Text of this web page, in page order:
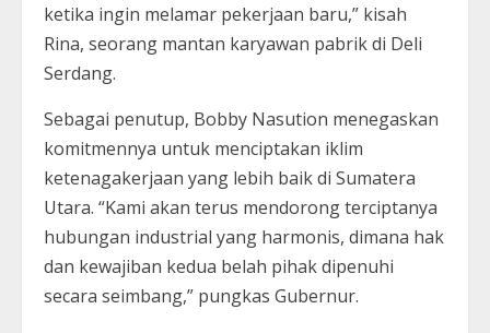
ketika ingin melamar pekerjaan baru,” kisah
Rina, seorang mantan karyawan pabrik di Deli
Serdang.
Sebagai penutup, Bobby Nasution menegaskan
komitmennya untuk menciptakan iklim
ketenagakerjaan yang lebih baik di Sumatera
Utara. “Kami akan terus mendorong terciptanya
hubungan industrial yang harmonis, dimana hak
dan kewajiban kedua belah pihak dipenuhi
secara seimbang,” pungkas Gubernur.